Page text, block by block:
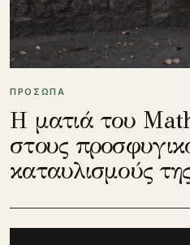
ΠΡΟΣΩΠΑ
Η ματιά του
στους
καταυλισμούς